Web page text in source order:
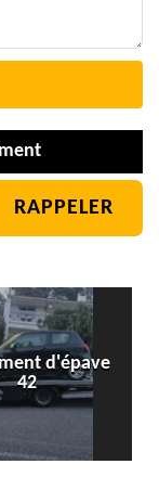
d'épave
42